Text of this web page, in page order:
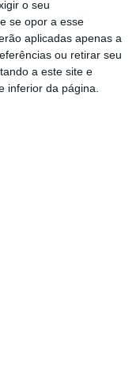
o seu
se opor a esse
aplicadas apenas a
ou retirar seu
a este site e
inferior da página.
milhões de
milhões, um